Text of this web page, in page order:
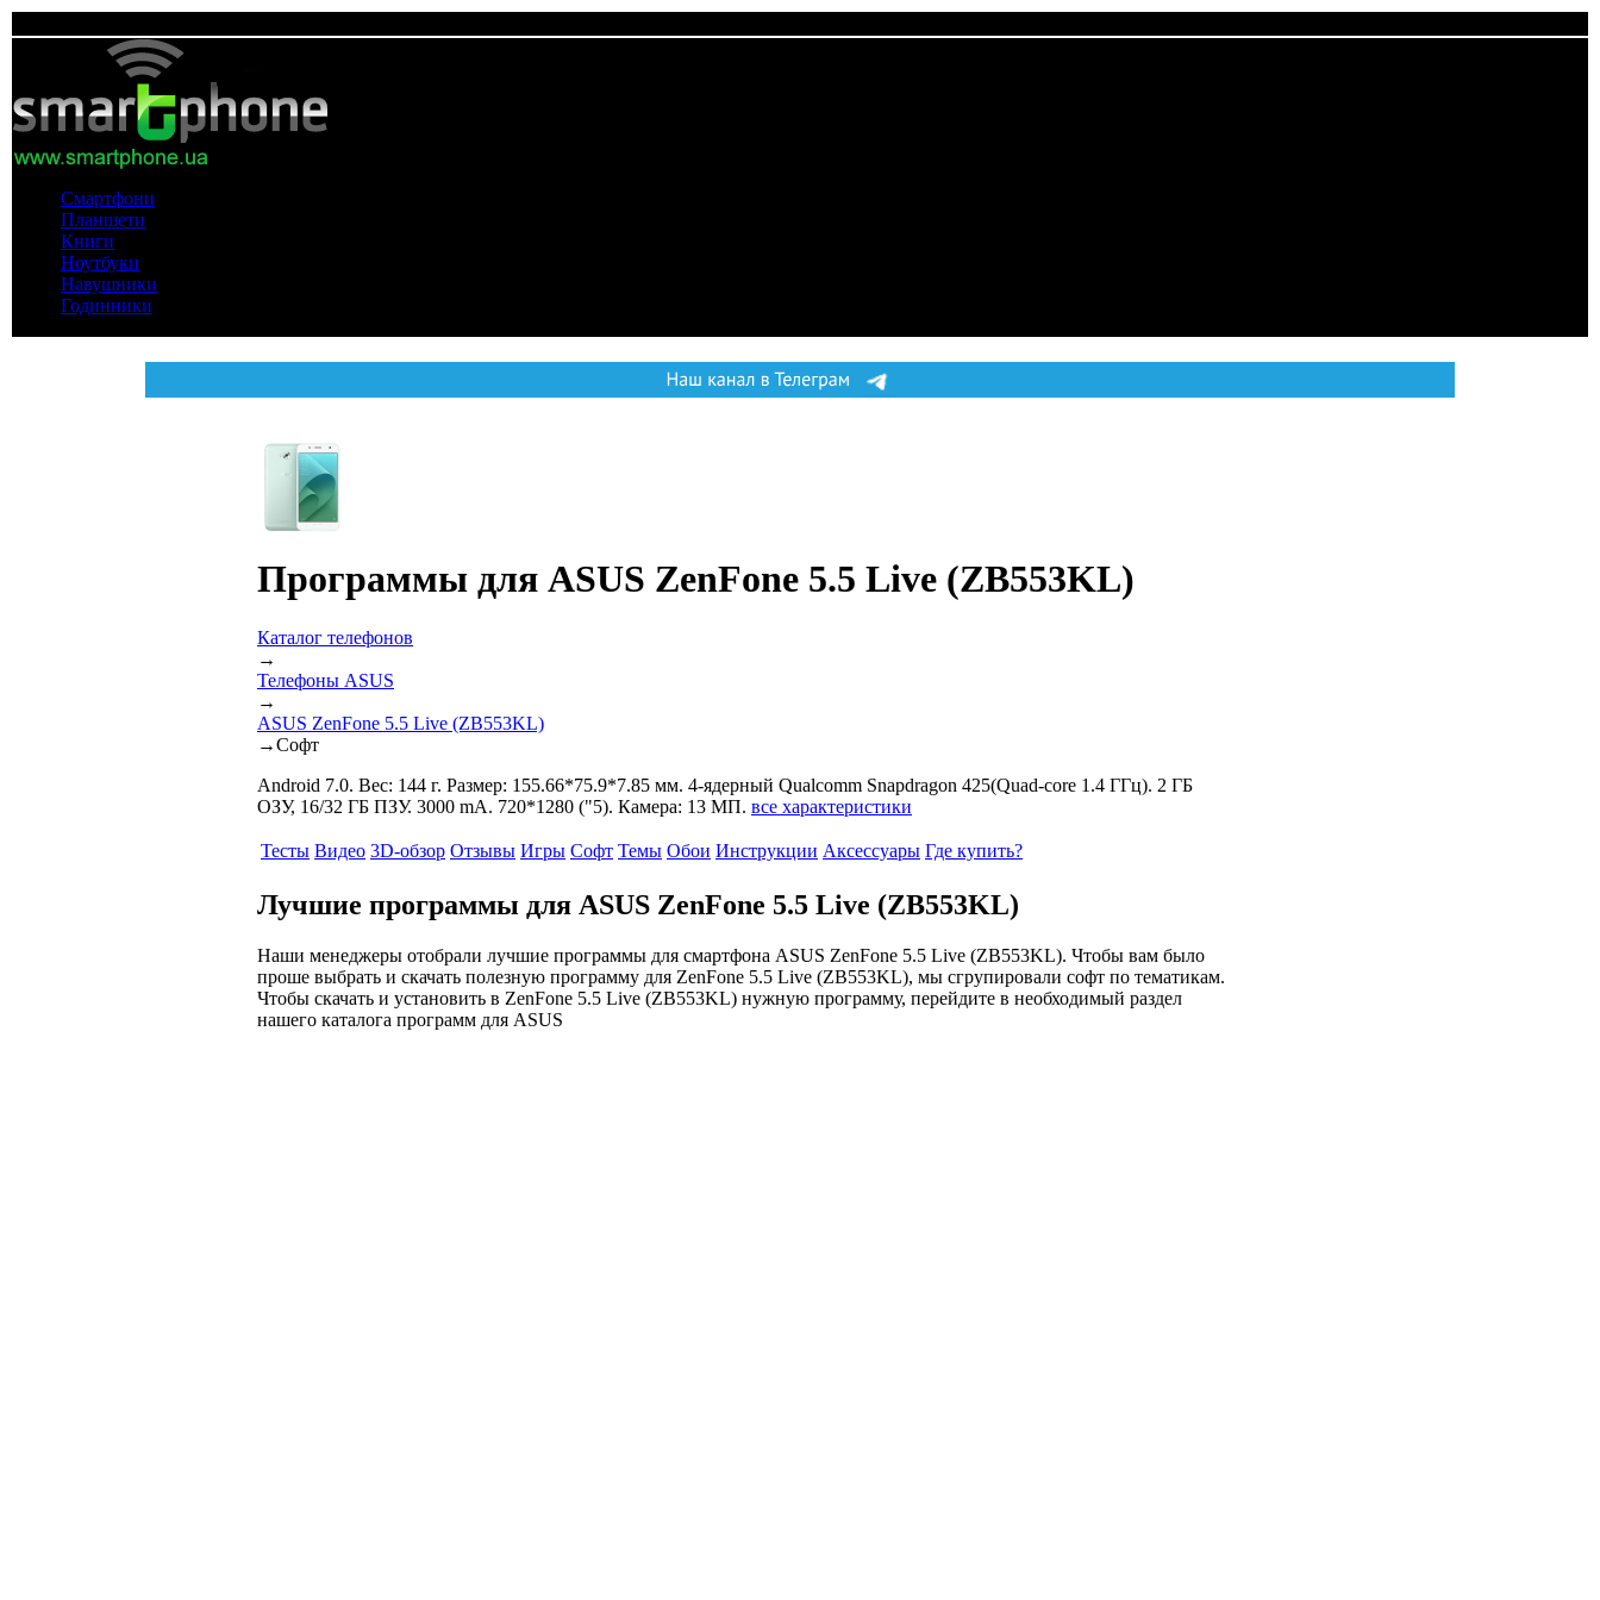
Смартфони
Планшети
Книги
Ноутбуки
Навушники
Годинники
Программы для ASUS ZenFone 5.5 Live (ZB553KL)
Каталог телефонов
→
Телефоны ASUS
→
ASUS ZenFone 5.5 Live (ZB553KL)
→Софт
Android 7.0. Вес: 144 г. Размер: 155.66*75.9*7.85 мм. 4-ядерный Qualcomm Snapdragon 425(Quad-core 1.4 ГГц). 2 ГБ
ОЗУ, 16/32 ГБ ПЗУ. 3000 mA. 720*1280 ("5). Камера: 13 МП. все характеристики
Тесты Видео 3D-обзор Отзывы Игры Софт Темы Обои Инструкции Аксессуары Где купить?
Лучшие программы для ASUS ZenFone 5.5 Live (ZB553KL)
Наши менеджеры отобрали лучшие программы для смартфона ASUS ZenFone 5.5 Live (ZB553KL). Чтобы вам было
проше выбрать и скачать полезную программу для ZenFone 5.5 Live (ZB553KL), мы сгрупировали софт по тематикам.
Чтобы скачать и установить в ZenFone 5.5 Live (ZB553KL) нужную программу, перейдите в необходимый раздел
нашего каталога программ для ASUS